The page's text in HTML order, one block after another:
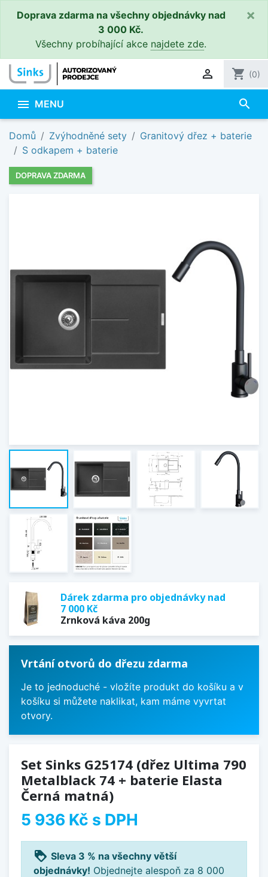
Doprava zdarma na všechny objednávky nad
3 000 Kč.
Všechny probíhající akce najdete zde.
×
 shopping_cart (0)
 MENU search
Domů Zvýhodněné sety
Granitový dřez + baterie
S odkapem + baterie
DOPRAVA ZDARMA
Dárek zdarma pro objednávky nad
7 000 Kč
Zrnková káva 200g
Vrtání otvorů do dřezu zdarma
Je to jednoduché - vložíte produkt do košíku a v
košíku si můžete naklikat, kam máme vyvrtat
otvory.
Set Sinks G25174 (dřez Ultima 790
Metalblack 74 + baterie Elasta
Černá matná)
5 936 Kč s DPH
loyalty Sleva 3 % na všechny větší
objednávky! Objednejte alespoň za 8 000